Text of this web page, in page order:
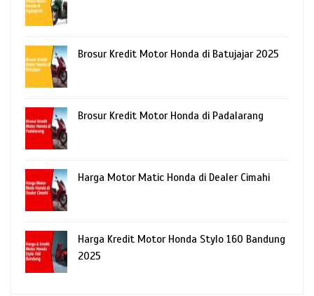
Brosur Kredit Motor Honda di Batujajar 2025
Brosur Kredit Motor Honda di Padalarang
Harga Motor Matic Honda di Dealer Cimahi
Harga Kredit Motor Honda Stylo 160 Bandung
2025